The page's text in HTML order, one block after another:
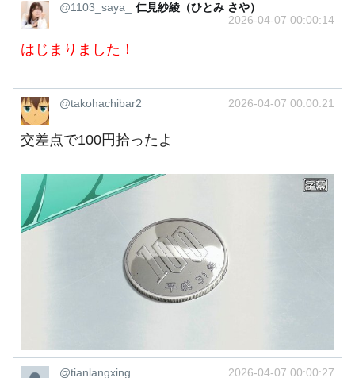
@1103_saya_
仁見紗綾（ひとみ さや）
2026-04-07 00:00:14
はじまりました！
@takohachibar2 2026-04-07 00:00:21
交差点で100円拾ったよ
@tianlangxing 2026-04-07 00:00:27